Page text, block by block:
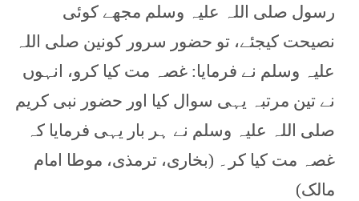
رسول صلی اللہ علیہ وسلم مجھے کوئی
نصیحت کیجئے، تو حضور سرور کونین صلی اللہ
علیہ وسلم نے فرمایا: غصہ مت کیا کرو، انہوں
نے تین مرتبہ یہی سوال کیا اور حضور نبی کریم
صلی اللہ علیہ وسلم نے ہر بار یہی فرمایا کہ
غصہ مت کیا کر۔ (بخاری، ترمذی، موطا امام
مالک)